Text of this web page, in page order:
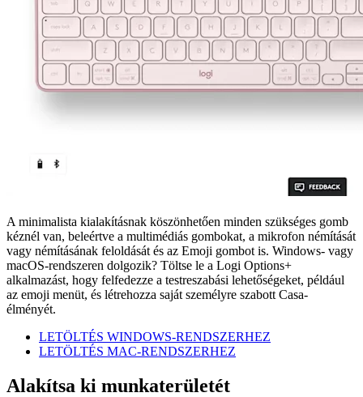
A minimalista kialakításnak köszönhetően minden szükséges gomb
kéznél van, beleértve a multimédiás gombokat, a mikrofon némítását
vagy némításának feloldását és az Emoji gombot is. Windows- vagy
macOS-rendszeren dolgozik? Töltse le a Logi Options+
alkalmazást, hogy felfedezze a testreszabási lehetőségeket, például
az emoji menüt, és létrehozza saját személyre szabott Casa-
élményét.
LETÖLTÉS WINDOWS-RENDSZERHEZ
LETÖLTÉS MAC-RENDSZERHEZ
Alakítsa ki munkaterületét